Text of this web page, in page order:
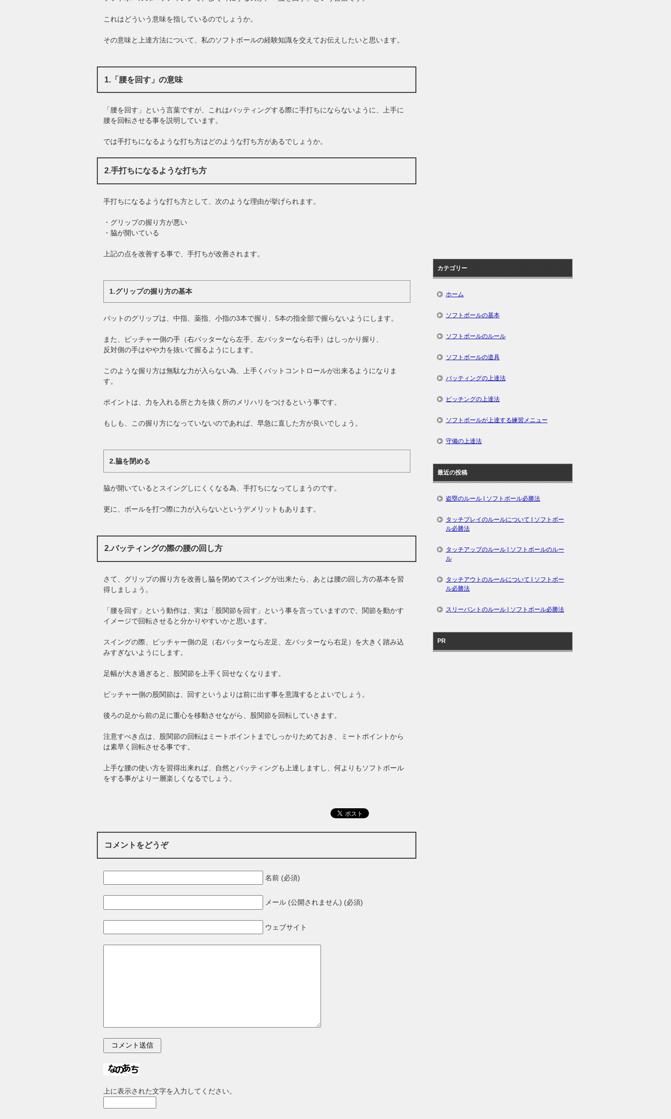
これはどういう意味を指しているのでしょうか。
その意味と上達方法について、私のソフトボールの経験知識を交えてお伝えしたいと思います。
1.「腰を回す」の意味
「腰を回す」という言葉ですが、これはバッティングする際に手打ちにならないように、上手に
腰を回転させる事を説明しています。
では手打ちになるような打ち方はどのような打ち方があるでしょうか。
2.手打ちになるような打ち方
手打ちになるような打ち方として、次のような理由が挙げられます。
・グリップの握り方が悪い
・脇が開いている
上記の点を改善する事で、手打ちが改善されます。
1.グリップの握り方の基本
バットのグリップは、中指、薬指、小指の3本で握り、5本の指全部で握らないようにします。
また、ピッチャー側の手（右バッターなら左手、左バッターなら右手）はしっかり握り、
反対側の手はやや力を抜いて握るようにします。
このような握り方は無駄な力が入らない為、上手くバットコントロールが出来るようになりま
す。
ポイントは、力を入れる所と力を抜く所のメリハリをつけるという事です。
もしも、この握り方になっていないのであれば、早急に直した方が良いでしょう。
2.脇を閉める
脇が開いているとスイングしにくくなる為、手打ちになってしまうのです。
更に、ボールを打つ際に力が入らないというデメリットもあります。
2.バッティングの際の腰の回し方
さて、グリップの握り方を改善し脇を閉めてスイングが出来たら、あとは腰の回し方の基本を習
得しましょう。
「腰を回す」という動作は、実は「股関節を回す」という事を言っていますので、関節を動かす
イメージで回転させると分かりやすいかと思います。
スイングの際、ピッチャー側の足（右バッターなら左足、左バッターなら右足）を大きく踏み込
みすぎないようにします。
足幅が大き過ぎると、股関節を上手く回せなくなります。
ピッチャー側の股関節は、回すというよりは前に出す事を意識するとよいでしょう。
後ろの足から前の足に重心を移動させながら、股関節を回転していきます。
注意すべき点は、股関節の回転はミートポイントまでしっかりためておき、ミートポイントから
は素早く回転させる事です。
上手な腰の使い方を習得出来れば、自然とバッティングも上達しますし、何よりもソフトボール
をする事がより一層楽しくなるでしょう。
コメントをどうぞ
名前 (必須)
メール (公開されません) (必須)
ウェブサイト
上に表示された文字を入力してください。
カテゴリー
ホーム
ソフトボールの基本
ソフトボールのルール
ソフトボールの道具
バッティングの上達法
ピッチングの上達法
ソフトボールが上達する練習メニュー
守備の上達法
最近の投稿
盗塁のルール | ソフトボール必勝法
タッチプレイのルールについて | ソフトボー
ル必勝法
タッチアップのルール | ソフトボールのルー
ル
タッチアウトのルールについて | ソフトボー
ル必勝法
スリーバントのルール | ソフトボール必勝法
PR